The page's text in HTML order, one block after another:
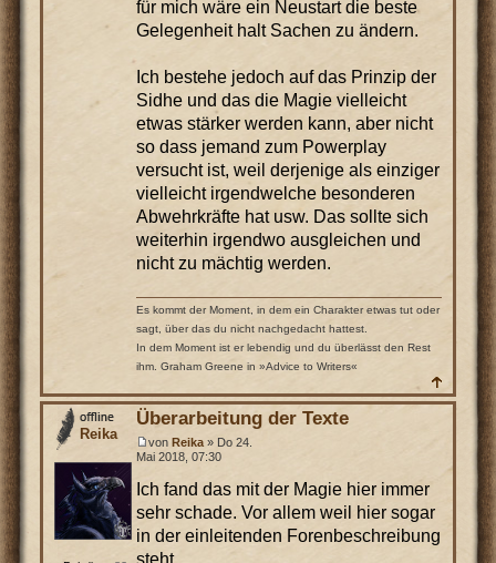
für mich wäre ein Neustart die beste
Gelegenheit halt Sachen zu ändern.
Ich bestehe jedoch auf das Prinzip der
Sidhe und das die Magie vielleicht
etwas stärker werden kann, aber nicht
so dass jemand zum Powerplay
versucht ist, weil derjenige als einziger
vielleicht irgendwelche besonderen
Abwehrkräfte hat usw. Das sollte sich
weiterhin irgendwo ausgleichen und
nicht zu mächtig werden.
Es kommt der Moment, in dem ein Charakter etwas tut oder
sagt, über das du nicht nachgedacht hattest.
In dem Moment ist er lebendig und du überlässt den Rest
ihm. Graham Greene in »Advice to Writers«
Überarbeitung der Texte
von Reika» Do 24.
Mai 2018, 07:30
Ich fand das mit der Magie hier immer
sehr schade. Vor allem weil hier sogar
in der einleitenden Forenbeschreibung
steht
Reika